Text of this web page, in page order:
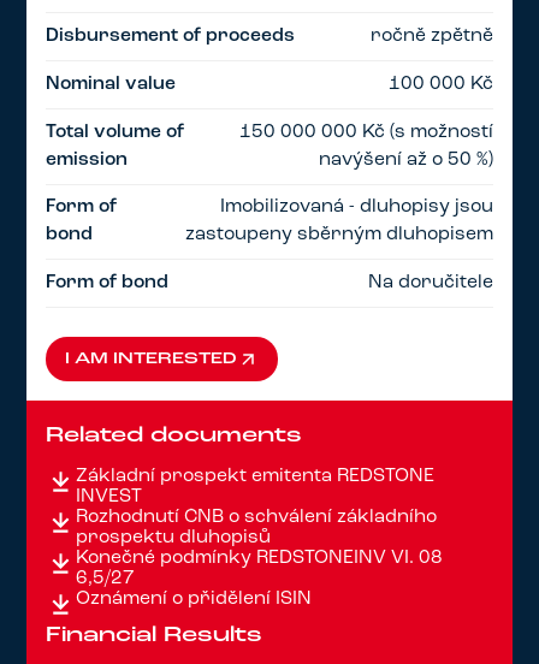
Disbursement of proceeds ročně zpětně
Nominal value 100 000 Kč
Total volume of
emission
150 000 000 Kč (s možností
navýšení až o 50 %)
Form of
bond
Imobilizovaná - dluhopisy jsou
zastoupeny sběrným dluhopisem
Form of bond Na doručitele
I AM INTERESTED
I AM INTERESTED
Related documents
Základní prospekt emitenta REDSTONE
INVEST
Rozhodnutí ČNB o schválení základního
prospektu dluhopisů
Konečné podmínky REDSTONEINV VI. 08
6,5/27
Oznámení o přidělení ISIN
Financial Results